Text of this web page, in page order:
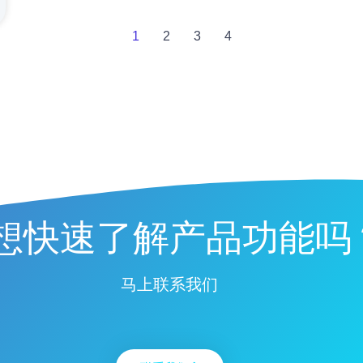
1 2 3 4
快速了解产品功能吗
马上联系我们